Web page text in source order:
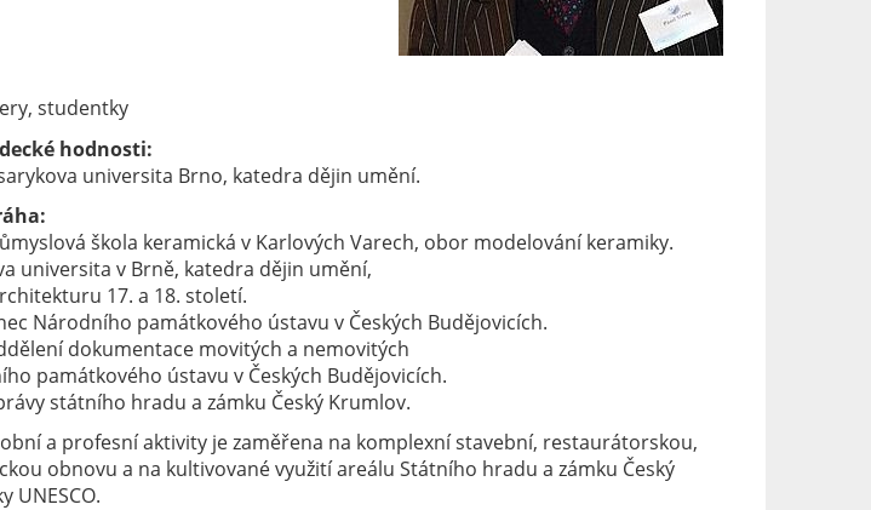
studentky
hodnosti:
universita Brno, katedra dějin umění.
škola keramická v Karlových Varech, obor modelování keramiky.
universita v Brně, katedra dějin umění,
17. a 18. století.
Národního památkového ústavu v Českých Budějovicích.
dokumentace movitých a nemovitých
památkového ústavu v Českých Budějovicích.
státního hradu a zámku Český Krumlov.
a profesní aktivity je zaměřena na komplexní stavební, restaurátorskou,
obnovu a na kultivované využití areálu Státního hradu a zámku Český
UNESCO.